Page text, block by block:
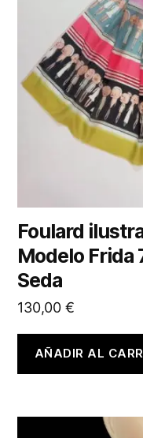
Foulard
Modelo Frida
Seda
130,00 €
AÑADIR AL